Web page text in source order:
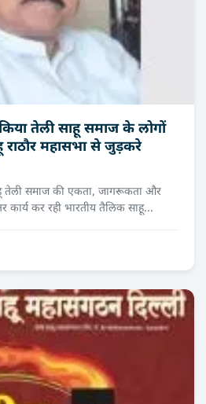
तेली साहू समाज के लोगों
महासभा से जुड़करे
समाज की एकता, जागरूकता और
कार्य कर रही भारतीय तैलिक साहू...